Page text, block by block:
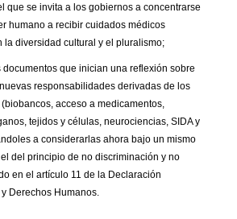
que se invita a los gobiernos a concentrarse
humano a recibir cuidados médicos
la diversidad cultural y el pluralismo;
que inician una reflexión sobre
responsabilidades derivadas de los
acceso a medicamentos,
tejidos y células, neurociencias, SIDA y
a considerarlas ahora bajo un mismo
del principio de no discriminación y no
en el artículo 11 de la Declaración
Derechos Humanos.